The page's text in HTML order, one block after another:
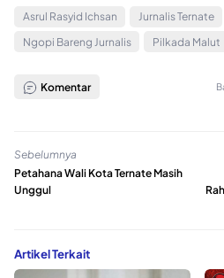
Asrul Rasyid Ichsan Jurnalis Ternate
Ngopi Bareng Jurnalis
Pilkada Malut
Komentar
Sebelumnya
Petahana Wali Kota Ternate Masih
Unggul
Artikel Terkait